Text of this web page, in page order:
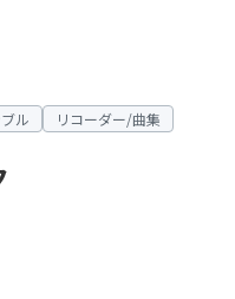
ル リコーダー/曲集